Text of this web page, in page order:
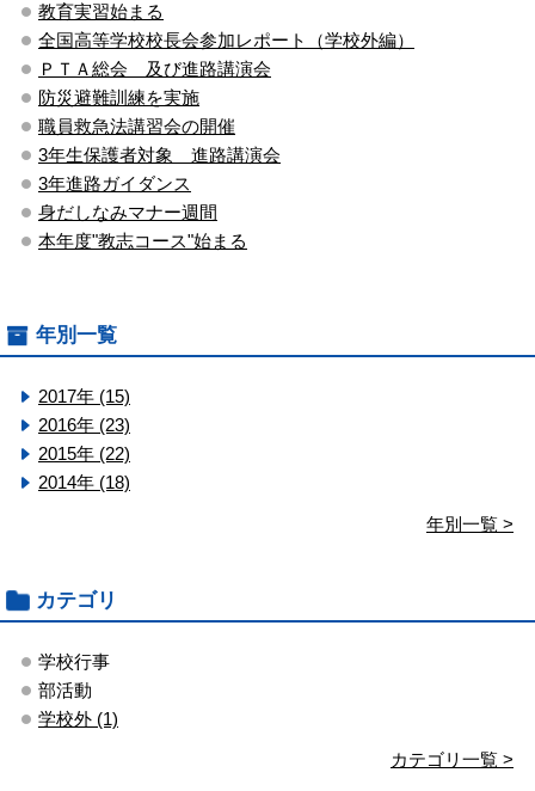
教育実習始まる
全国高等学校校長会参加レポート（学校外編）
ＰＴＡ総会 及び進路講演会
防災避難訓練を実施
職員救急法講習会の開催
3年生保護者対象 進路講演会
3年進路ガイダンス
身だしなみマナー週間
本年度"教志コース"始まる
年別一覧
2017年 (15)
2016年 (23)
2015年 (22)
2014年 (18)
年別一覧 >
カテゴリ
学校行事
部活動
学校外 (1)
カテゴリ一覧 >